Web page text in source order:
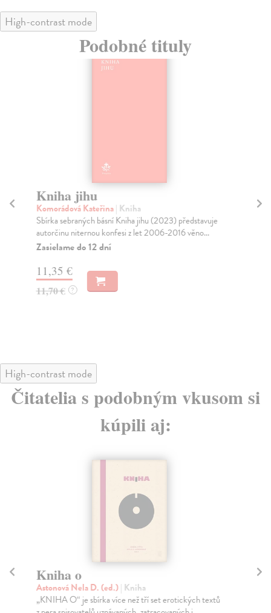
High-contrast mode
Podobné tituly
Kniha jihu
Komorádová Kateřina| Kniha
Sbírka sebraných básní Kniha jihu (2023) představuje
autorčinu niternou konfesi z let 2006-2016 věno...
Zasielame do 12 dní
11,35 €
11,70 € ?
High-contrast mode
Čitatelia s podobným vkusom si
kúpili aj:
Kniha o
Astonová Nela D. (ed.)| Kniha
„KNIHA O“ je sbírka více než tří set erotických textů